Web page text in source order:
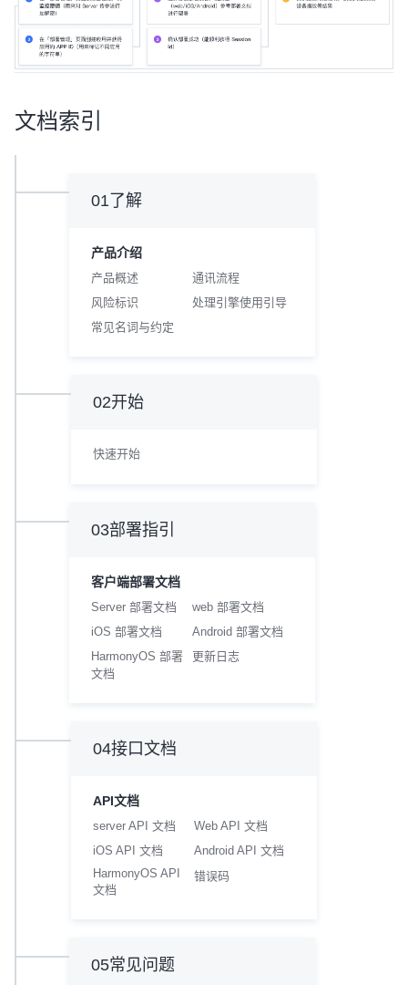
文档索引
01了解
产品介绍
产品概述
通讯流程
风险标识
处理引擎使用引导
常见名词与约定
02开始
快速开始
03部署指引
客户端部署文档
Server 部署文档
web 部署文档
iOS 部署文档
Android 部署文档
HarmonyOS 部署
文档
更新日志
04接口文档
API文档
server API 文档
Web API 文档
iOS API 文档
Android API 文档
HarmonyOS API
文档
错误码
05常见问题